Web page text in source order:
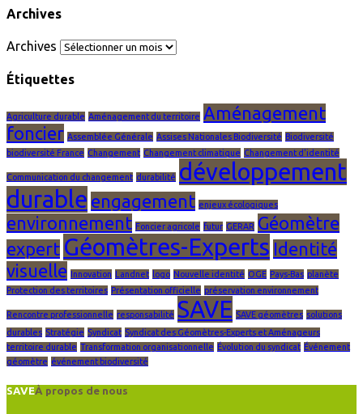
Archives
Archives
Étiquettes
Agriculture durable Aménagement du territoire Aménagement
foncier Assemblée Générale Assises Nationales Biodiversité Biodiversité
biodiversité France Changement Changement climatique Changement d'identité
Communication du changement durabilité développement
durable engagement enjeux écologiques
environnement Foncier agricole futur GERAR Géomètre
expert Géomètres-Experts Identité
visuelle
Innovation Landnet logo Nouvelle identité OGE Pays-Bas planète
Protection des territoires Présentation officielle préservation environnement
Rencontre professionnelle responsabilité SAVE SAVE géomètres solutions
durables Stratégie Syndicat Syndicat des Géomètres-Experts et Aménageurs
territoire durable Transformation organisationnelle Évolution du syndicat Événement
géomètre événement biodiversité
SAVEÀ propos de nous